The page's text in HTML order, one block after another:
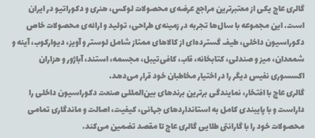
گالری عاج یکی از معتبرترین مراجع عرضه‌ی محصولات لوکس، هنری و دکوراتیو در ایران
است. این مجموعه با سال‌ها تجربه در زمینه‌ی طراحی، تولید و ارائه‌ی محصولات خاص
دکوراسیون داخلی، طیف گسترده‌ای از کالاهای ممتاز شامل لوستر و آویز، دیوارکوب، آینه و
شمعدان، میز و صندلی، کتابخانه، قاب، کافی‌تیبل، مجسمه، استند، آباژور و هزاران
اکسسوری نفیس دیگر را در اختیار مخاطبان خود قرار می‌دهد.
گالری عاج با افتخار، نمایندگی برترین برندهای بین‌المللی صنعت دکوراسیون داخلی را
داراست و با پایبندی کامل به استانداردهای جهانی، کیفیت، اصالت و ماندگاری تمامی
محصولات خود را با گارانتی طلایی گالری عاج تا مقصد تضمین می‌کند.